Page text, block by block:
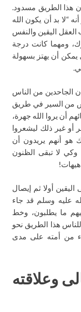
هذا الطريق مسدود.
“لا بد أن يكون الله
العقل اليقين والنفس
ومهما كانت درجة
يمكن أن يهتز بسهولة
الجاحدين من الناس
من السير في طريق
أن يروا الله جهرة،
أو غير ذلك ليشعروا
هو أنهم يريدون أن
وكي لا تبقى الظنون
أولا ثم إيصال
عليه وسلم قد جاء
ما يطلبون، وخط
هذا الطريق نحو
من أمته على مدى
وعلاقته